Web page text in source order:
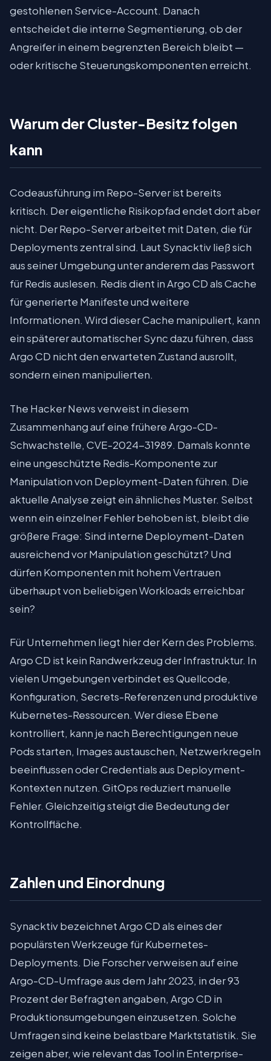
gestohlenen Service-Account. Danach
entscheidet die interne Segmentierung, ob der
Angreifer in einem begrenzten Bereich bleibt —
oder kritische Steuerungskomponenten erreicht.
Warum der Cluster-Besitz folgen
kann
Codeausführung im Repo-Server ist bereits
kritisch. Der eigentliche Risikopfad endet dort aber
nicht. Der Repo-Server arbeitet mit Daten, die für
Deployments zentral sind. Laut Synacktiv ließ sich
aus seiner Umgebung unter anderem das Passwort
für Redis auslesen. Redis dient in Argo CD als Cache
für generierte Manifeste und weitere
Informationen. Wird dieser Cache manipuliert, kann
ein späterer automatischer Sync dazu führen, dass
Argo CD nicht den erwarteten Zustand ausrollt,
sondern einen manipulierten.
The Hacker News verweist in diesem
Zusammenhang auf eine frühere Argo-CD-
Schwachstelle, CVE-2024-31989. Damals konnte
eine ungeschützte Redis-Komponente zur
Manipulation von Deployment-Daten führen. Die
aktuelle Analyse zeigt ein ähnliches Muster. Selbst
wenn ein einzelner Fehler behoben ist, bleibt die
größere Frage: Sind interne Deployment-Daten
ausreichend vor Manipulation geschützt? Und
dürfen Komponenten mit hohem Vertrauen
überhaupt von beliebigen Workloads erreichbar
sein?
Für Unternehmen liegt hier der Kern des Problems.
Argo CD ist kein Randwerkzeug der Infrastruktur. In
vielen Umgebungen verbindet es Quellcode,
Konfiguration, Secrets-Referenzen und produktive
Kubernetes-Ressourcen. Wer diese Ebene
kontrolliert, kann je nach Berechtigungen neue
Pods starten, Images austauschen, Netzwerkregeln
beeinflussen oder Credentials aus Deployment-
Kontexten nutzen. GitOps reduziert manuelle
Fehler. Gleichzeitig steigt die Bedeutung der
Kontrollfläche.
Zahlen und Einordnung
Synacktiv bezeichnet Argo CD als eines der
populärsten Werkzeuge für Kubernetes-
Deployments. Die Forscher verweisen auf eine
Argo-CD-Umfrage aus dem Jahr 2023, in der 93
Prozent der Befragten angaben, Argo CD in
Produktionsumgebungen einzusetzen. Solche
Umfragen sind keine belastbare Marktstatistik. Sie
zeigen aber, wie relevant das Tool in Enterprise-